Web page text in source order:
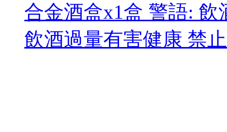
合金酒盒x1盒 警語:
飲酒過量有害健康 禁